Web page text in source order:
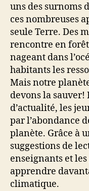
uns des surnoms
ces nombreuses
seule Terre. Des
rencontre en
nageant dans
habitants les
Mais notre
devons la
d’actualité, les
par l’abondance
planète. Grâce à
suggestions de
enseignants et
apprendre
climatique.